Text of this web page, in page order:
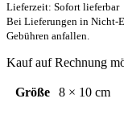
Lieferzeit: Sofort lieferbar
Bei Lieferungen in Nicht-
Gebühren anfallen.
Kauf auf Rechnung
Größe 8 × 10 cm